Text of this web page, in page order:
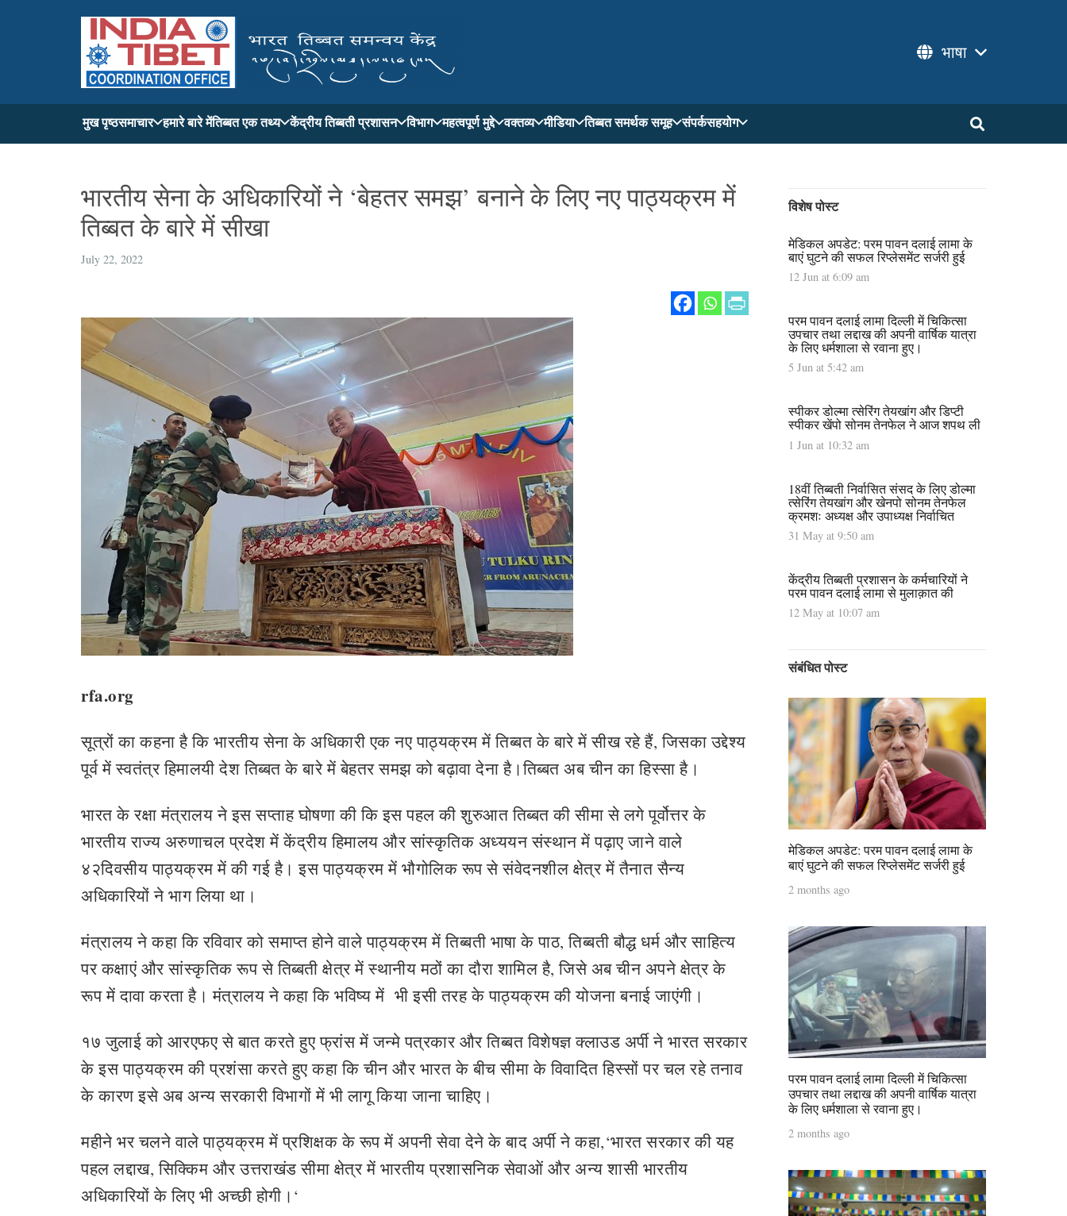
भाषा
मुख पृष्ठसमाचार हमारे बारे मेंतिब्बत एक तथ्य केंद्रीय तिब्बती प्रशासन विभाग महत्वपूर्ण मुद्दे वक्तव्य मीडिया तिब्बत समर्थक समूह संपर्कसहयोग
भारतीय सेना के अधिकारियों ने ‘बेहतर समझ’ बनाने के लिए नए पाठ्यक्रम में
तिब्बत के बारे में सीखा
July 22, 2022
rfa.org
सूत्रों का कहना है कि भारतीय सेना के अधिकारी एक नए पाठ्यक्रम में तिब्बत के बारे में सीख रहे हैं, जिसका उद्देश्य
पूर्व में स्वतंत्र हिमालयी देश तिब्‍बत के बारे में बेहतर समझ को बढ़ावा देना है।तिब्‍बत अब चीन का हिस्सा है।
भारत के रक्षा मंत्रालय ने इस सप्ताह घोषणा की कि इस पहल की शुरुआत तिब्बत की सीमा से लगे पूर्वोत्तर के
भारतीय राज्य अरुणाचल प्रदेश में केंद्रीय हिमालय और सांस्कृतिक अध्ययन संस्थान में पढ़ाए जाने वाले
४२दिवसीय पाठ्यक्रम में की गई है। इस पाठ्यक्रम में भौगोलिक रूप से संवेदनशील क्षेत्र में तैनात सैन्य
अधिकारियों ने भाग लिया था।
मंत्रालय ने कहा कि रविवार को समाप्त होने वाले पाठ्यक्रम में तिब्बती भाषा के पाठ, तिब्बती बौद्ध धर्म और साहित्य
पर कक्षाएं और सांस्कृतिक रूप से तिब्बती क्षेत्र में स्थानीय मठों का दौरा शामिल है, जिसे अब चीन अपने क्षेत्र के
रूप में दावा करता है। मंत्रालय ने कहा कि भविष्य में भी इसी तरह के पाठ्यक्रम की योजना बनाई जाएंगी।
१७ जुलाई को आरएफए से बात करते हुए फ्रांस में जन्मे पत्रकार और तिब्बत विशेषज्ञ क्लाउड अर्पी ने भारत सरकार
के इस पाठ्यक्रम की प्रशंसा करते हुए कहा कि चीन और भारत के बीच सीमा के विवादित हिस्सों पर चल रहे तनाव
के कारण इसे अब अन्य सरकारी विभागों में भी लागू किया जाना चाहिए।
महीने भर चलने वाले पाठ्यक्रम में प्रशिक्षक के रूप में अपनी सेवा देने के बाद अर्पी ने कहा,‘भारत सरकार की यह
पहल लद्दाख, सिक्किम और उत्तराखंड सीमा क्षेत्र में भारतीय प्रशासनिक सेवाओं और अन्य शासी भारतीय
अधिकारियों के लिए भी अच्छी होगी।‘
विशेष पोस्ट
मेडिकल अपडेट: परम पावन दलाई लामा के
बाएं घुटने की सफल रिप्लेसमेंट सर्जरी हुई
12 Jun at 6:09 am
परम पावन दलाई लामा दिल्ली में चिकित्सा
उपचार तथा लद्दाख की अपनी वार्षिक यात्रा
के लिए धर्मशाला से रवाना हुए।
5 Jun at 5:42 am
स्पीकर डोल्मा त्सेरिंग तेयखांग और डिप्टी
स्पीकर खेंपो सोनम तेनफेल ने आज शपथ ली
1 Jun at 10:32 am
18वीं तिब्बती निर्वासित संसद के लिए डोल्मा
त्सेरिंग तेयखांग और खेनपो सोनम तेनफेल
क्रमशः अध्यक्ष और उपाध्यक्ष निर्वाचित
31 May at 9:50 am
केंद्रीय तिब्बती प्रशासन के कर्मचारियों ने
परम पावन दलाई लामा से मुलाक़ात की
12 May at 10:07 am
संबंधित पोस्ट
मेडिकल अपडेट: परम पावन दलाई लामा के
बाएं घुटने की सफल रिप्लेसमेंट सर्जरी हुई
2 months ago
परम पावन दलाई लामा दिल्ली में चिकित्सा
उपचार तथा लद्दाख की अपनी वार्षिक यात्रा
के लिए धर्मशाला से रवाना हुए।
2 months ago